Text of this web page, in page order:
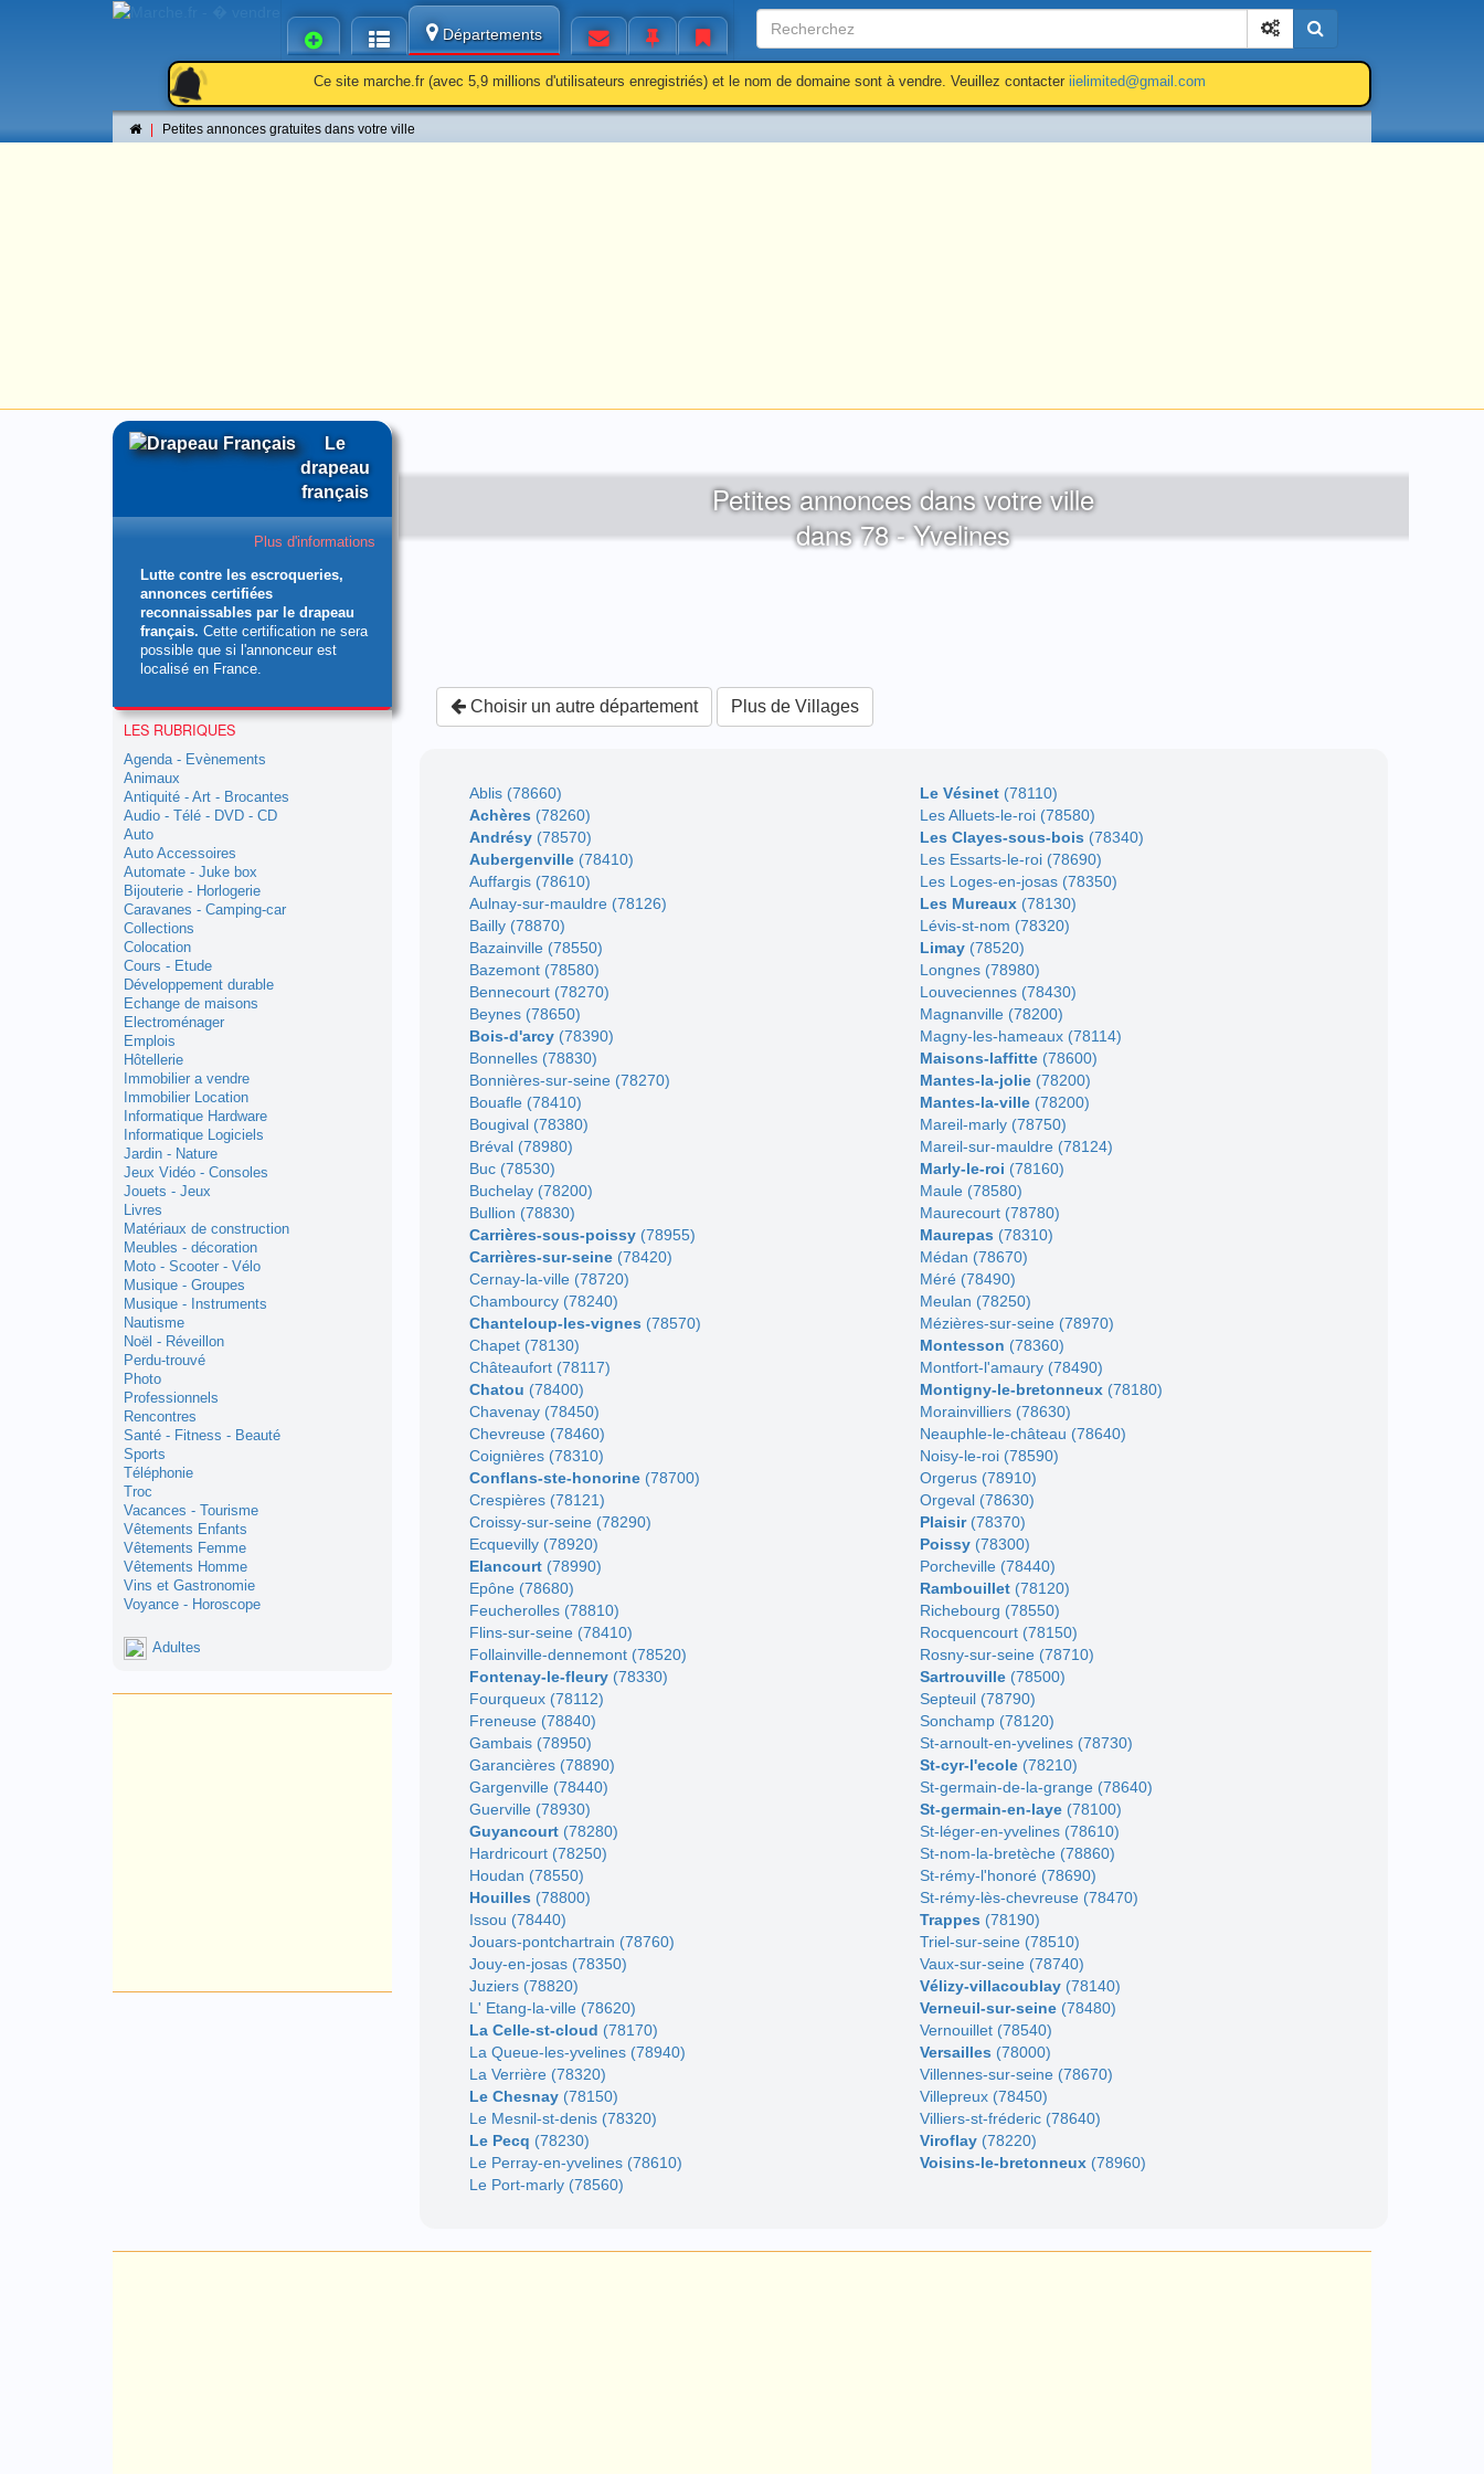
Départements Cherchez
notifications_active
notifications
notifications Ce site marche.fr (avec 5,9 millions d'utilisateurs enregistriés) et le nom de domaine sont à vendre. Veuillez contacter iielimited@gmail.com
Petites annonces gratuites dans votre ville
Petites annonces dans votre ville
dans 78 - Yvelines
Choisir un autre département Plus de Villages
Ablis (78660)
Achères (78260)
Andrésy(78570)
Aubergenville(78410)
Auffargis (78610)
Aulnay-sur-mauldre (78126)
Bailly (78870)
Bazainville (78550)
Bazemont (78580)
Bennecourt (78270)
Beynes (78650)
Bois-d'arcy(78390)
Bonnelles (78830)
Bonnières-sur-seine (78270)
Bouafle (78410)
Bougival (78380)
Bréval (78980)
Buc (78530)
Buchelay (78200)
Bullion (78830)
Carrières-sous-poissy(78955)
Carrières-sur-seine(78420)
Cernay-la-ville (78720)
Chambourcy (78240)
Chanteloup-les-vignes (78570)
Chapet (78130)
Châteaufort (78117)
Chatou (78400)
Chavenay (78450)
Chevreuse (78460)
Coignières (78310)
Conflans-ste-honorine(78700)
Crespières (78121)
Croissy-sur-seine (78290)
Ecquevilly (78920)
Elancourt(78990)
Epône (78680)
Feucherolles (78810)
Flins-sur-seine (78410)
Follainville-dennemont (78520)
Fontenay-le-fleury(78330)
Fourqueux (78112)
Freneuse (78840)
Gambais (78950)
Garancières (78890)
Gargenville (78440)
Guerville (78930)
Guyancourt(78280)
Hardricourt (78250)
Houdan (78550)
Houilles (78800)
Issou (78440)
Jouars-pontchartrain (78760)
Jouy-en-josas (78350)
Juziers (78820)
L' Etang-la-ville (78620)
La Celle-st-cloud (78170)
La Queue-les-yvelines (78940)
La Verrière (78320)
Le Chesnay(78150)
Le Mesnil-st-denis (78320)
Le Pecq (78230)
Le Perray-en-yvelines (78610)
Le Port-marly (78560)
Le Vésinet (78110)
Les Alluets-le-roi (78580)
Les Clayes-sous-bois (78340)
Les Essarts-le-roi (78690)
Les Loges-en-josas (78350)
Les Mureaux (78130)
Lévis-st-nom (78320)
Limay (78520)
Longnes (78980)
Louveciennes (78430)
Magnanville (78200)
Magny-les-hameaux (78114)
Maisons-laffitte (78600)
Mantes-la-jolie (78200)
Mantes-la-ville (78200)
Mareil-marly (78750)
Mareil-sur-mauldre (78124)
Marly-le-roi (78160)
Maule (78580)
Maurecourt (78780)
Maurepas (78310)
Médan (78670)
Méré (78490)
Meulan (78250)
Mézières-sur-seine (78970)
Montesson (78360)
Montfort-l'amaury (78490)
Montigny-le-bretonneux (78180)
Morainvilliers (78630)
Neauphle-le-château (78640)
Noisy-le-roi (78590)
Orgerus (78910)
Orgeval (78630)
Plaisir(78370)
Poissy (78300)
Porcheville (78440)
Rambouillet (78120)
Richebourg (78550)
Rocquencourt (78150)
Rosny-sur-seine (78710)
Sartrouville (78500)
Septeuil (78790)
Sonchamp (78120)
St-arnoult-en-yvelines (78730)
St-cyr-l'ecole (78210)
St-germain-de-la-grange (78640)
St-germain-en-laye (78100)
St-léger-en-yvelines (78610)
St-nom-la-bretèche (78860)
St-rémy-l'honoré (78690)
St-rémy-lès-chevreuse (78470)
Trappes (78190)
Triel-sur-seine (78510)
Vaux-sur-seine (78740)
Vélizy-villacoublay (78140)
Verneuil-sur-seine (78480)
Vernouillet (78540)
Versailles (78000)
Villennes-sur-seine (78670)
Villepreux (78450)
Villiers-st-fréderic (78640)
Viroflay (78220)
Voisins-le-bretonneux (78960)
Le
drapeau
français
Plus d'informations
Lutte contre les escroqueries,
annonces certifiées
reconnaissables par le drapeau
français. Cette certification ne sera
possible que si l'annonceur est
localisé en France.
LES RUBRIQUES
Agenda - Evènements
Animaux
Antiquité - Art - Brocantes
Audio - Télé - DVD - CD
Auto
Auto Accessoires
Automate - Juke box
Bijouterie - Horlogerie
Caravanes - Camping-car
Collections
Colocation
Cours - Etude
Développement durable
Echange de maisons
Electroménager
Emplois
Hôtellerie
Immobilier a vendre
Immobilier Location
Informatique Hardware
Informatique Logiciels
Jardin - Nature
Jeux Vidéo - Consoles
Jouets - Jeux
Livres
Matériaux de construction
Meubles - décoration
Moto - Scooter - Vélo
Musique - Groupes
Musique - Instruments
Nautisme
Noël - Réveillon
Perdu-trouvé
Photo
Professionnels
Rencontres
Santé - Fitness - Beauté
Sports
Téléphonie
Troc
Vacances - Tourisme
Vêtements Enfants
Vêtements Femme
Vêtements Homme
Vins et Gastronomie
Voyance - Horoscope
Adultes